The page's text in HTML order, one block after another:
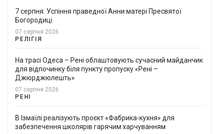
7 серпня. Успіння праведної Анни матері Пресвятої
Богородиці
07 серпня 2026
РЕЛІГІЯ
На трасі Одеса – Рені облаштовують сучасний майданчик
для відпочинку біля пункту пропуску «Рені –
Джюрджюлешть»
07 серпня 2026
РЕНІ
В Ізмаїлі реалізують проєкт «Фабрика-кухня» для
забезпечення школярів гарячим харчуванням